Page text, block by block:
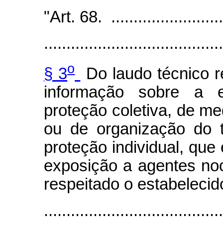
"Art. 68.
§ 3o
Do laudo técnico
informação sobre a
proteção coletiva, de
ou de organização do
proteção individual,
exposição a agentes
respeitado o